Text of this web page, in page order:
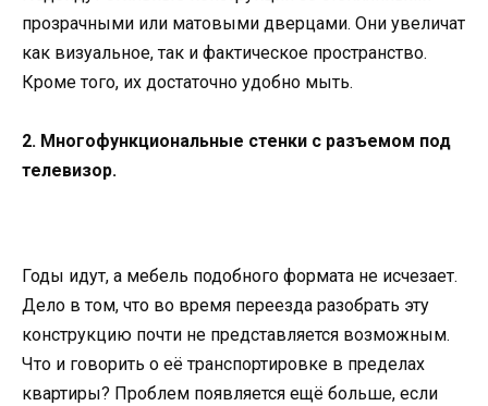
прозрачными или матовыми дверцами. Они увеличат
как визуальное, так и фактическое пространство.
Кроме того, их достаточно удобно мыть.
2. Многофункциональные стенки с разъемом под
телевизор.
Годы идут, а мебель подобного формата не исчезает.
Дело в том, что во время переезда разобрать эту
конструкцию почти не представляется возможным.
Что и говорить о её транспортировке в пределах
квартиры? Проблем появляется ещё больше, если